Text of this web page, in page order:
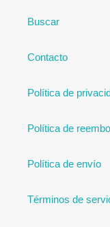
Buscar
Contacto
Política de
Política de
Política de envío
Términos de